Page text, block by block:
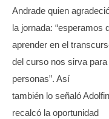
Andrade quien
la jornada: “esperamos
aprender en el
del curso nos sirva
personas”. Así
también lo señaló
recalcó la oportunidad